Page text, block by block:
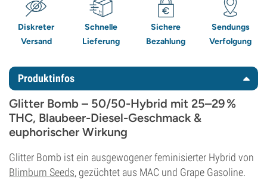
Diskreter
Versand
Schnelle
Lieferung
Sichere
Bezahlung
Sendungs
Verfolgung
Produktinfos
Glitter Bomb – 50/50-Hybrid mit 25–29 %
THC, Blaubeer-Diesel-Geschmack &
euphorischer Wirkung
Glitter Bomb ist ein ausgewogener feminisierter Hybrid von
Blimburn Seeds, gezüchtet aus MAC und Grape Gasoline.